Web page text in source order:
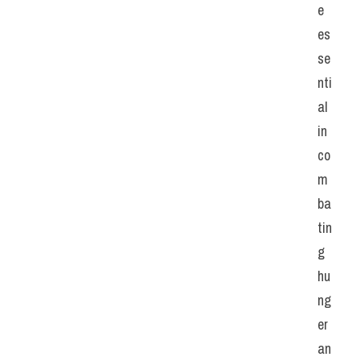
e
es
se
nti
al
in
co
m
ba
tin
g
hu
ng
er
an